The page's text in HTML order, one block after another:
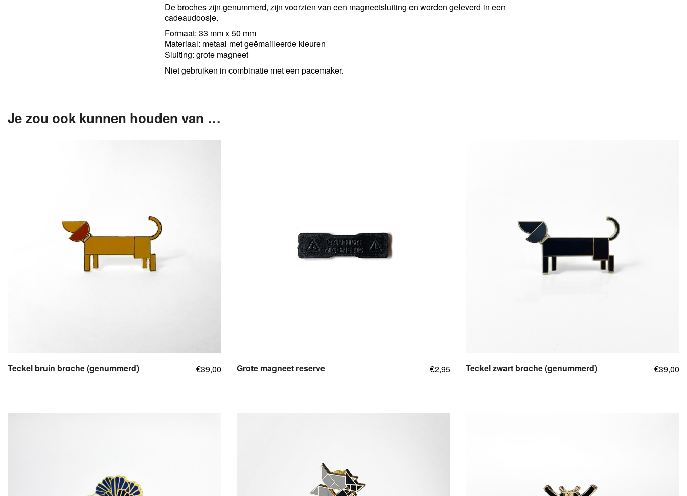
De broches zijn genummerd, zijn voorzien van een magneetsluiting en worden geleverd in een
cadeaudoosje.
Formaat: 33 mm x 50 mm
Materiaal: metaal met geëmailleerde kleuren
Sluiting: grote magneet
Niet gebruiken in combinatie met een pacemaker.
Je zou ook kunnen houden van …
Teckel bruin broche (genummerd) €39,00 Grote magneet reserve €2,95 Teckel zwart broche (genummerd) €39,00